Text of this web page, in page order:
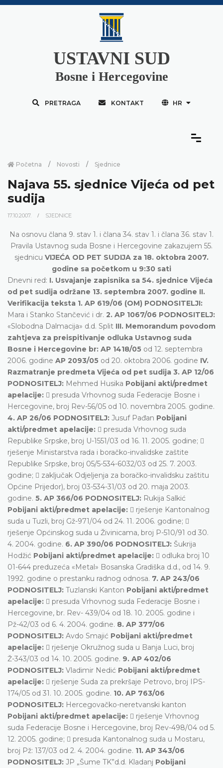
USTAVNI SUD
Bosne i Hercegovine
PRETRAGA KONTAKT HR
Početna Novosti Sjednice
Najava 55. sjednice Vijeća od pet
sudija
17.10.2007. SJEDNICE
Na osnovu člana 9. stav 1. i člana 34. stav 1. i člana 36. stav 1.
Pravila Ustavnog suda Bosne i Hercegovine zakazujem 55.
sjednicu VIJEĆA OD PET SUDIJA za 18. oktobra 2007.
godine sa početkom u 9:30 sati
Dnevni red: I. Usvajanje zapisnika sa 54. sjednice Vijeća
od pet sudija održane 13. septembra 2007. godine II.
Verifikacija teksta 1. AP 619/06 (OM) PODNOSITELJI:
Mara i Stanko Stančević i dr. 2. AP 1067/06 PODNOSITELJ:
«Slobodna Dalmacija» d.d. Split III. Memorandum povodom
zahtjeva za preispitivanje odluka Ustavnog suda
Bosne i Hercegovine br: AP 1418/05 od 12. septembra
2006. godine AP 2093/05 od 20. oktobra 2006. godine IV.
Razmatranje predmeta Vijeća od pet sudija 3. AP 12/06
PODNOSITELJ: Mehmed Husika Pobijani akti/predmet
apelacije:  presuda Vrhovnog suda Federacije Bosne i
Hercegovine, broj Rev-56/05 od 10. novembra 2005. godine.
4. AP 26/06 PODNOSITELJ: Jusuf Pađan Pobijani
akti/predmet apelacije:  presuda Vrhovnog suda
Republike Srpske, broj U-1551/03 od 16. 11. 2005. godine; 
rješenje Ministarstva rada i boračko-invalidske zaštite
Republike Srpske, broj 05/5-534-6032/03 od 25. 7. 2003.
godine;  zaključak Odjeljenja za boračko-invalidsku zaštitu
Općine Prijedor), broj 03-534-31/03 od 20. maja 2003.
godine. 5. AP 366/06 PODNOSITELJ: Rukija Salkić
Pobijani akti/predmet apelacije:  rješenje Kantonalnog
suda u Tuzli, broj Gž-971/04 od 24. 11. 2006. godine; 
rješenje Općinskog suda u Živinicama, broj P-510/91 od 30.
4. 2004. godine. 6. AP 390/06 PODNOSITELJ: Šukrija
Hodžić Pobijani akti/predmet apelacije:  odluka broj 10
01-644 preduzeća «Metal» Bosanska Gradiška d.d., od 14. 9.
1992. godine o prestanku radnog odnosa. 7. AP 243/06
PODNOSITELJ: Tuzlanski Kanton Pobijani akti/predmet
apelacije:  presuda Vrhovnog suda Federacije Bosne i
Hercegovine, br. Rev- 439/04 od 18. 10. 2005. godine i
Pž-42/03 od 6. 4. 2004. godine. 8. AP 377/06
PODNOSITELJ: Avdo Smajić Pobijani akti/predmet
apelacije:  rješenje Okružnog suda u Banja Luci, broj
Ž-343/03 od 14. 10. 2005. godine. 9. AP 402/06
PODNOSITELJ: Vladimir Nedić Pobijani akti/predmet
apelacije:  rješenje Suda za prekršaje Petrovo, broj IPS-
174/05 od 31. 10. 2005. godine. 10. AP 763/06
PODNOSITELJ: Hercegovačko-neretvanski kanton
Pobijani akti/predmet apelacije:  rješenje Vrhovnog
suda Federacije Bosne i Hercegovine, broj Rev-498/04 od 5.
12. 2005. godine;  presuda Kantonalnog suda u Mostaru,
broj Pž: 137/03 od 2. 4. 2004. godine. 11. AP 343/06
PODNOSITELJ: JP „Šume TK”d.d. Kladanj Pobijani